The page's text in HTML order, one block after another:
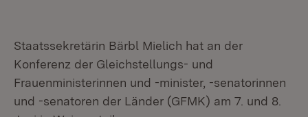
Staatssekretärin Bärbl Mielich hat an der
Konferenz der Gleichstellungs- und
Frauenministerinnen und -minister, -senatorinnen
und -senatoren der Länder (GFMK) am 7. und 8.